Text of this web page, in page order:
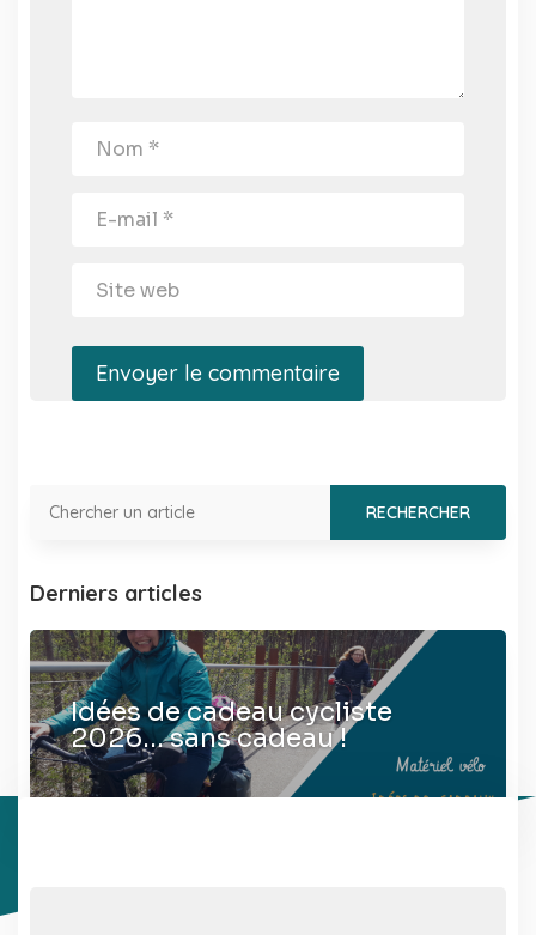
Envoyer le commentaire
Derniers articles
Idées de cadeau cycliste
2026… sans cadeau !